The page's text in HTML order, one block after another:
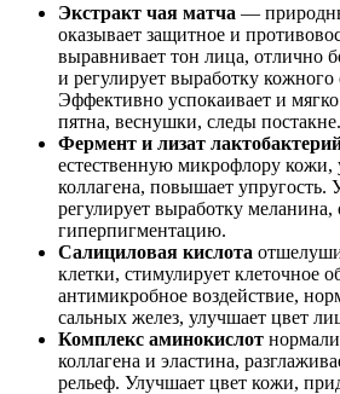
Экстракт чая матча —
оказывает защитное и
выравнивает тон лица, отлично
и регулирует выработку кожного
Эффективно успокаивает и
пятна, веснушки, следы постакне.
Фермент и лизат
естественную микрофлору кожи,
коллагена, повышает упругость.
регулирует выработку меланина,
гиперпигментацию.
Салициловая кислота
клетки, стимулирует клеточное
антимикробное воздействие,
сальных желез, улучшает цвет
Комплекс аминокислот
коллагена и эластина,
рельеф. Улучшает цвет кожи,